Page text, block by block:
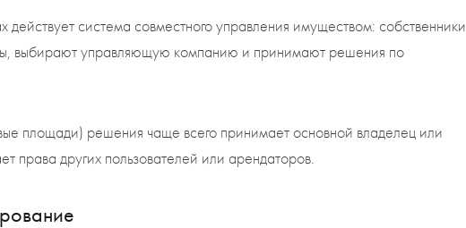
действует система совместного управления имуществом: собственники
выбирают управляющую компанию и принимают решения по
площади) решения чаще всего принимает основной владелец или
права других пользователей или арендаторов.